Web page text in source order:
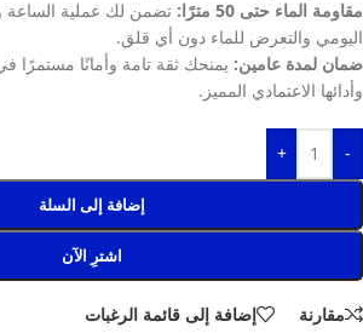
مقاومة الماء حتى 50 مترًا:
تضمن لك عملية الساعة
اليومي والتعرض للماء دون أي قلق.
ضمان لمدة عامين: يمنحك ثقة تامة وأمانًا مستمرًا
وأدائها الاعتمادي المميز.
-
+
إضافة إلى السلة
اشترِ الآن
مقارنة إضافة إلى قائمة الرغبات